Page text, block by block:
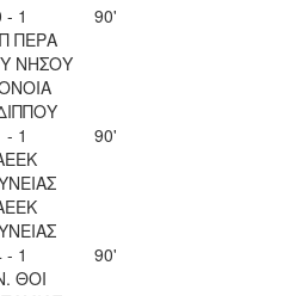
- 1
ΠΕΡΑ
ΝΗΣΟΥ
90'
- 1
90'
- 1
ΘΟΙ
90'